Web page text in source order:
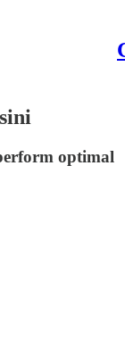
optimal